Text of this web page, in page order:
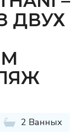
ДВУХ
2 Ванных